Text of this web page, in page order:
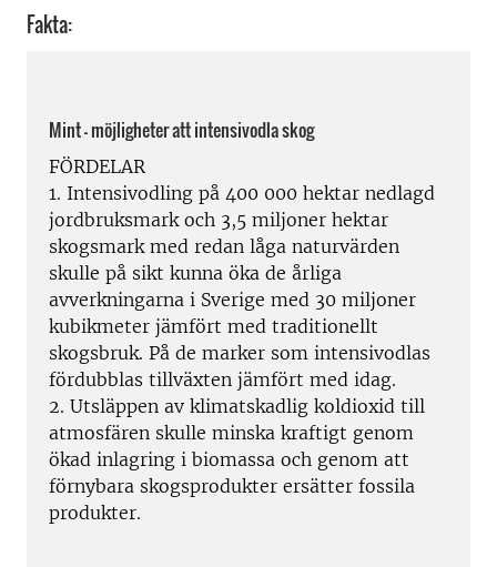
Fakta:
Mint – möjligheter att intensivodla skog
FÖRDELAR
1. Intensivodling på 400 000 hektar nedlagd
jordbruksmark och 3,5 miljoner hektar
skogsmark med redan låga naturvärden
skulle på sikt kunna öka de årliga
avverkningarna i Sverige med 30 miljoner
kubikmeter jämfört med traditionellt
skogsbruk. På de marker som intensivodlas
fördubblas tillväxten jämfört med idag.
2. Utsläppen av klimatskadlig koldioxid till
atmosfären skulle minska kraftigt genom
ökad inlagring i biomassa och genom att
förnybara skogsprodukter ersätter fossila
produkter.